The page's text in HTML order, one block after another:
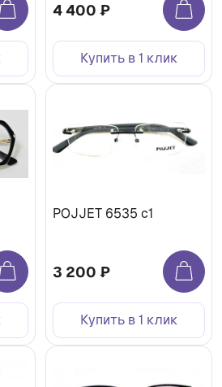
4 400 ₽
Купить в 1 клик
POJJET 6535 с1
3 200 ₽
Купить в 1 клик